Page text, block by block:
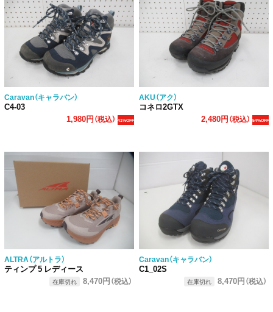
Caravan（キャラバン）
C4-03
1,980円（税込） 41%OFF
AKU（アク）
コネロ2GTX
2,480円（税込） 54%OFF
ALTRA（アルトラ）
ティンプ 5 レディース
在庫切れ 8,470円（税込）
Caravan（キャラバン）
C1_02S
在庫切れ 8,470円（税込）